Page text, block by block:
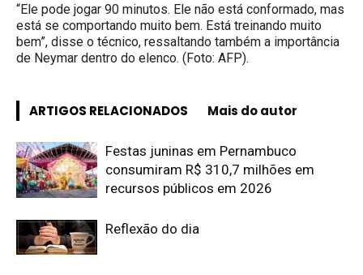
“Ele pode jogar 90 minutos. Ele não está conformado, mas
está se comportando muito bem. Está treinando muito
bem”, disse o técnico, ressaltando também a importância
de Neymar dentro do elenco. (Foto: AFP).
ARTIGOS RELACIONADOS Mais do autor
Festas juninas em Pernambuco
consumiram R$ 310,7 milhões em
recursos públicos em 2026
Reflexão do dia